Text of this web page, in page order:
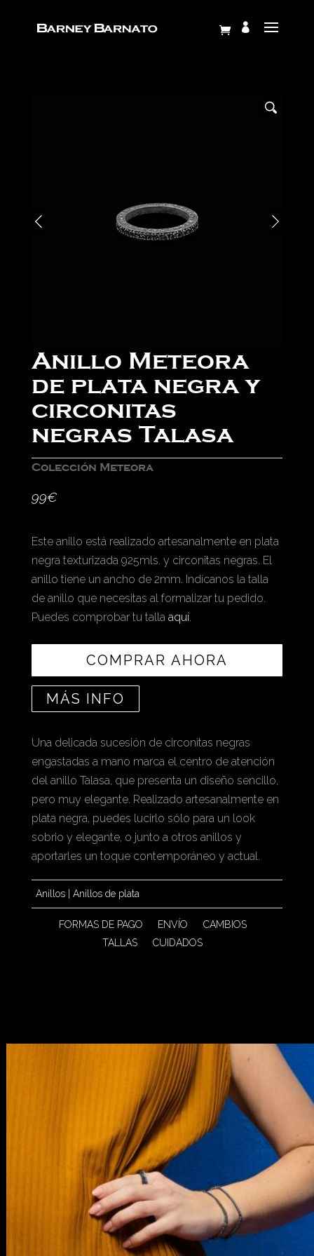
Anillo Meteora
de plata negra y
circonitas
negras Talasa
Colección Meteora
99€
Este anillo está realizado artesanalmente en plata
negra texturizada 925mls. y circonitas negras. El
anillo tiene un ancho de 2mm. Indícanos la talla
de anillo que necesitas al formalizar tu pedido.
Puedes comprobar tu talla aquí.
COMPRAR AHORA
MÁS INFO
Una delicada sucesión de circonitas negras
engastadas a mano marca el centro de atención
del anillo Talasa, que presenta un diseño sencillo,
pero muy elegante. Realizado artesanalmente en
plata negra, puedes lucirlo sólo para un look
sobrio y elegante, o junto a otros anillos y
aportarles un toque contemporáneo y actual.
Anillos| Anillos de plata
FORMAS DE PAGO ENVÍO
CAMBIOS
TALLAS
CUIDADOS